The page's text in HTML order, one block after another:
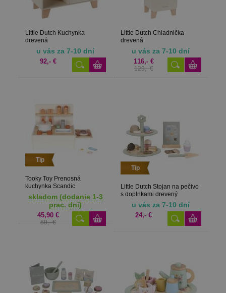
Little Dutch Kuchynka
drevená
u vás za 7-10 dní
92,- €
Little Dutch Chladnička
drevená
u vás za 7-10 dní
116,- €
129,- €
Tip
Tooky Toy Prenosná
kuchynka Scandic
skladom (dodanie 1-3
prac. dni)
45,90 €
59,- €
Tip
Little Dutch Stojan na pečivo
s doplnkami drevený
u vás za 7-10 dní
24,- €